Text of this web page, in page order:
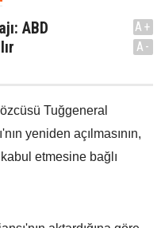
ABD
A+
A-
Tuğgeneral
yeniden açılmasının,
etmesine bağlı